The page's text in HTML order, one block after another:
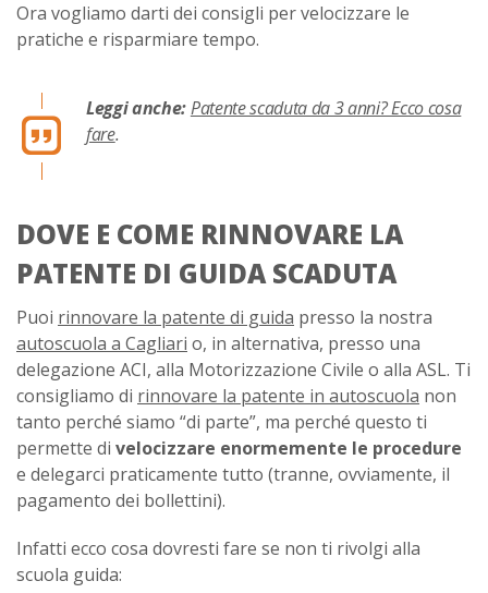
Ora vogliamo darti dei consigli per velocizzare le
pratiche e risparmiare tempo.
Leggi anche:Patente scaduta da 3 anni? Ecco cosa
fare.
DOVE E COME RINNOVARE LA
PATENTE DI GUIDA SCADUTA
Puoi rinnovare la patente di guida presso la nostra
autoscuola a Cagliari o, in alternativa, presso una
delegazione ACI, alla Motorizzazione Civile o alla ASL. Ti
consigliamo di rinnovare la patente in autoscuola non
tanto perché siamo “di parte”, ma perché questo ti
permette di velocizzare enormemente le procedure
e delegarci praticamente tutto (tranne, ovviamente, il
pagamento dei bollettini).
Infatti ecco cosa dovresti fare se non ti rivolgi alla
scuola guida: